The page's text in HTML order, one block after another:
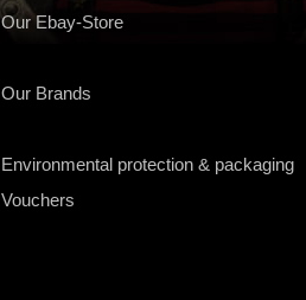
Our Ebay-Store
Our Brands
Environmental protection & packaging
Vouchers